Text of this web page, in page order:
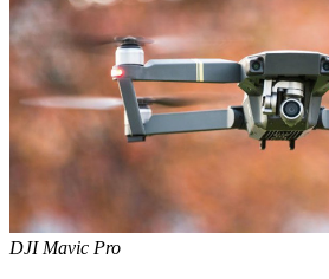
DJI Mavic Pro